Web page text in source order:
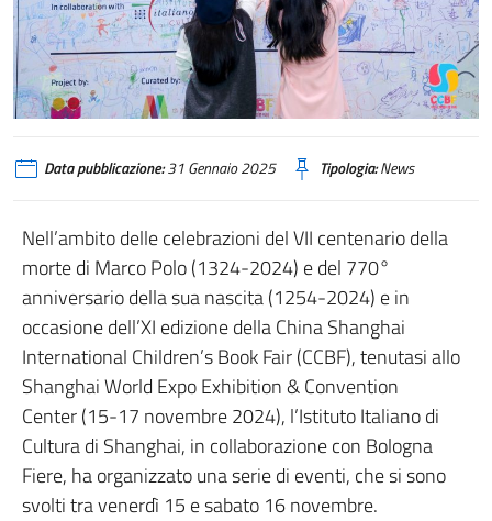
Data pubblicazione:31 Gennaio 2025 Tipologia:News
Nell’ambito delle celebrazioni del VII centenario della
morte di Marco Polo (1324-2024) e del 770°
anniversario della sua nascita (1254-2024) e in
occasione dell’XI edizione della China Shanghai
International Children’s Book Fair (CCBF), tenutasi allo
Shanghai World Expo Exhibition & Convention
Center (15-17 novembre 2024), l’Istituto Italiano di
Cultura di Shanghai, in collaborazione con Bologna
Fiere, ha organizzato una serie di eventi, che si sono
svolti tra venerdì 15 e sabato 16 novembre.